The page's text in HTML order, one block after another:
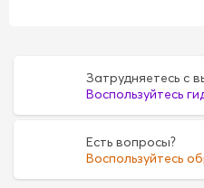
Затрудняетесь с
Воспользуйтесь
Есть вопросы?
Воспользуйтесь